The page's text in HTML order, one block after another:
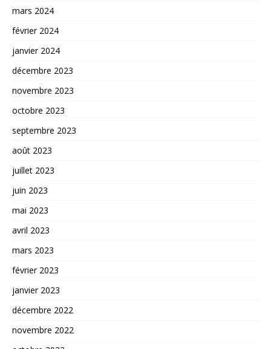
mars 2024
février 2024
janvier 2024
décembre 2023
novembre 2023
octobre 2023
septembre 2023
août 2023
juillet 2023
juin 2023
mai 2023
avril 2023
mars 2023
février 2023
janvier 2023
décembre 2022
novembre 2022